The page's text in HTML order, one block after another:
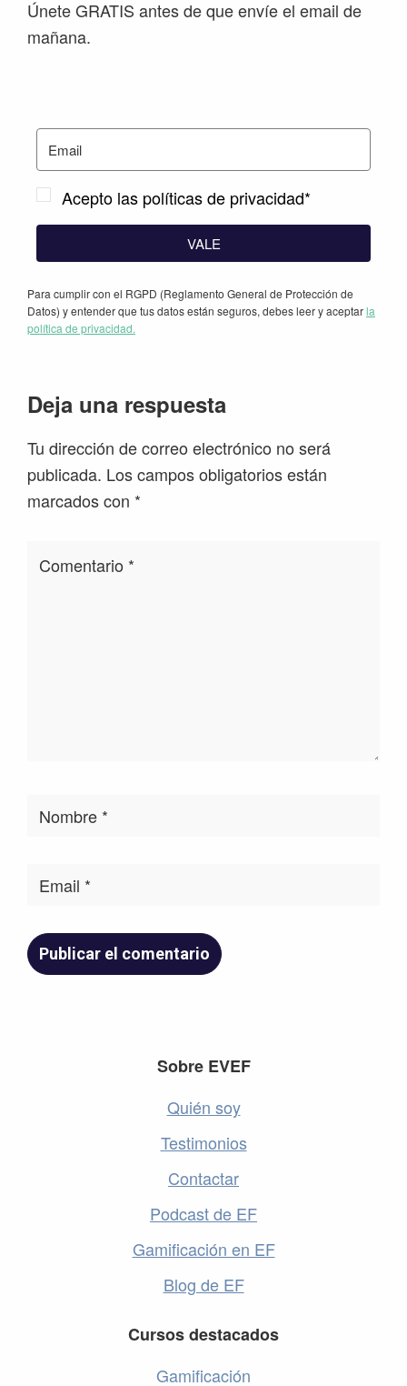
Únete GRATIS antes de que envíe el email de
mañana.
Acepto las políticas de privacidad*
VALE
Para cumplir con el RGPD (Reglamento General de Protección de
Datos) y entender que tus datos están seguros, debes leer y aceptarla
política de privacidad.
Interacciones
los
lectores
Deja una respuesta
Tu dirección de correo electrónico no será
publicada. Los campos obligatorios están
marcados con *
Sobre EVEF
Quién soy
Testimonios
Contactar
Podcast de EF
Gamificación en EF
Blog de EF
Cursos destacados
Gamificación